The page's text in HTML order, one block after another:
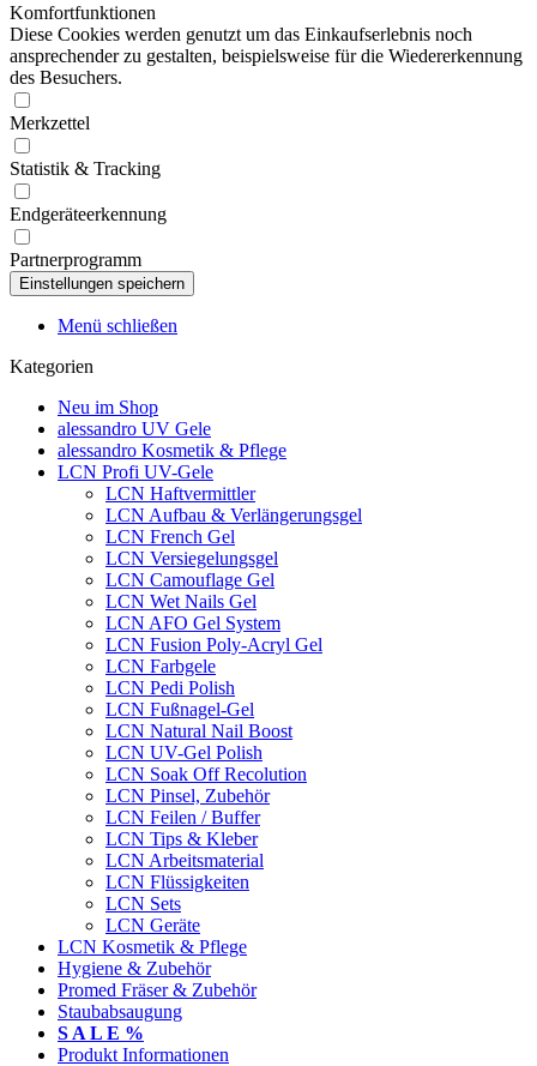
Komfortfunktionen
Diese Cookies werden genutzt um das Einkaufserlebnis noch
ansprechender zu gestalten, beispielsweise für die Wiedererkennung
des Besuchers.
Merkzettel
Statistik & Tracking
Endgeräteerkennung
Partnerprogramm
Menü schließen
Kategorien
Neu im Shop
alessandro UV Gele
alessandro Kosmetik & Pflege
LCN Profi UV-Gele
LCN Haftvermittler
LCN Aufbau & Verlängerungsgel
LCN French Gel
LCN Versiegelungsgel
LCN Camouflage Gel
LCN Wet Nails Gel
LCN AFO Gel System
LCN Fusion Poly-Acryl Gel
LCN Farbgele
LCN Pedi Polish
LCN Fußnagel-Gel
LCN Natural Nail Boost
LCN UV-Gel Polish
LCN Soak Off Recolution
LCN Pinsel, Zubehör
LCN Feilen / Buffer
LCN Tips & Kleber
LCN Arbeitsmaterial
LCN Flüssigkeiten
LCN Sets
LCN Geräte
LCN Kosmetik & Pflege
Hygiene & Zubehör
Promed Fräser & Zubehör
Staubabsaugung
S A L E %
Produkt Informationen